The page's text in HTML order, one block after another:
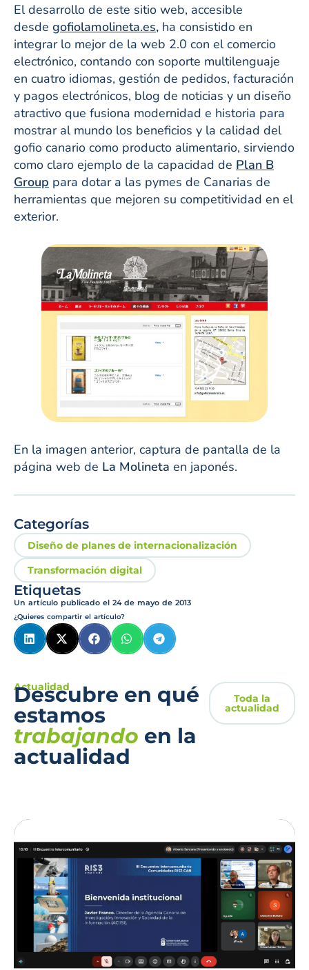
El desarrollo de este sitio web, accesible
desde gofiolamolineta.es, ha consistido en
integrar lo mejor de la web 2.0 con el comercio
electrónico, contando con soporte multilenguaje
en cuatro idiomas, gestión de pedidos, facturación
y pagos electrónicos, blog de noticias y un diseño
atractivo que fusiona modernidad e historia para
mostrar al mundo los beneficios y la calidad del
gofio canario como producto alimentario, sirviendo
como claro ejemplo de la capacidad de Plan B
Group para dotar a las pymes de Canarias de
herramientas que mejoren su competitividad en el
exterior.
En la imagen anterior, captura de pantalla de la
página web de La Molineta en japonés.
Categorías
Diseño de planes de internacionalización
Transformación digital
Etiquetas
Un artículo publicado el 24 de mayo de 2013
¿Quieres compartir el artículo?
Actualidad
Descubre en qué
estamos
trabajando en la
actualidad
Toda la
actualidad